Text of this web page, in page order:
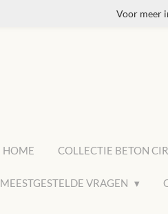
Voor meer
HOME COLLECTIE BETON
MEESTGESTELDE VRAGEN